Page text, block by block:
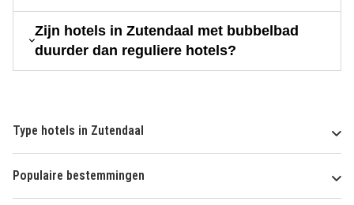
Zijn hotels in Zutendaal met bubbelbad
duurder dan reguliere hotels?
Type hotels in Zutendaal
Populaire bestemmingen